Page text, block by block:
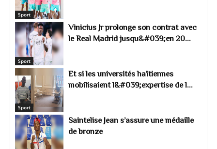
Sport
Sport
Vinicius Jr prolonge son contrat avec
le Real Madrid jusqu&#039;en 20...
Sport
Et si les universités haïtiennes
mobilisaient l&#039;expertise de l...
Saintelise Jean s’assure une médaille
de bronze